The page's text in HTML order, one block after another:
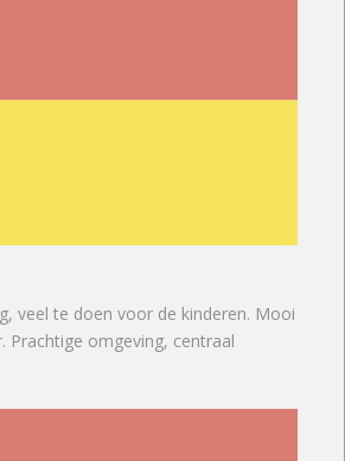
veel te doen voor de kinderen. Mooi
Prachtige omgeving, centraal